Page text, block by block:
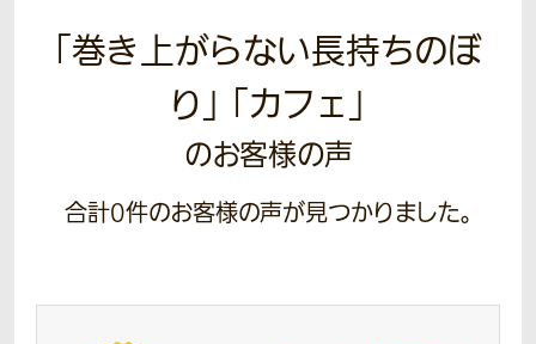
「巻き上がらない長持ちのぼ
り」 「カフェ」
のお客様の声
合計0件のお客様の声が見つかりました。